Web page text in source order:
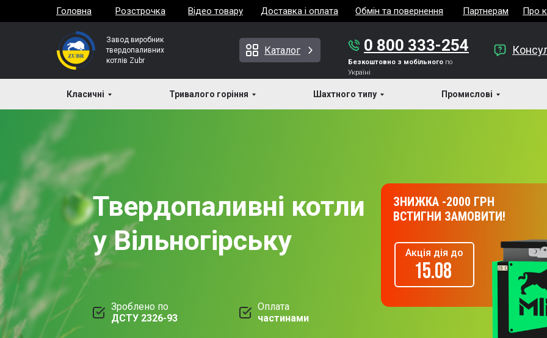
Розстрочка Відео товару Доставка і оплата Обмін та повернення Партнерам Про
Головна
Завод виробник
твердопаливних
котлів Zubr
Каталог 0 800 333-254
Безкоштовно з мобільного по
Україні
Класичні Тривалого горіння Шахтного типу Промислові
Твердопаливні котли
у Вільногірську
Зроблено по
ДСТУ 2326-93
Оплата
частинами
15.08
Акція дія до
ЗНИЖКА -2000 ГРН
ВСТИГНИ ЗАМОВИТИ!